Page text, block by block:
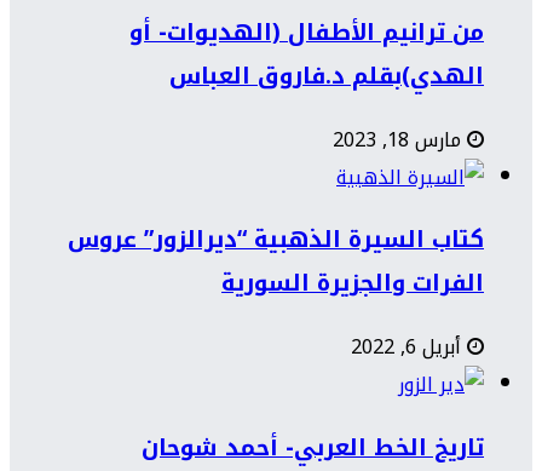
من ترانيم الأطفال (الهديوات- أو
الهدي)بقلم د.فاروق العباس
مارس 18, 2023
كتاب السيرة الذهبية “ديرالزور” عروس
الفرات والجزيرة السورية
أبريل 6, 2022
تاريخ الخط العربي- أحمد شوحان